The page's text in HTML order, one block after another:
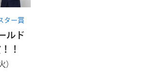
ター賞
ルド
！
）